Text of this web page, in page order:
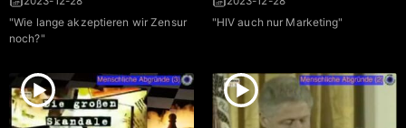
"Wie lange akzeptieren wir Zensur
noch?"
"HIV auch nur Marketing"